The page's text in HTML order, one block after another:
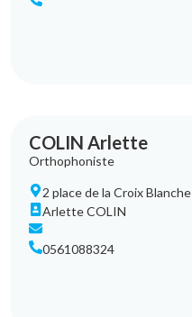
COLIN Arlette
Orthophoniste
2 place de la Croix Blanche
Arlette COLIN
0561088324